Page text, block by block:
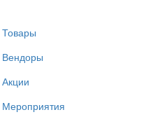
Товары
Вендоры
Акции
Мероприятия